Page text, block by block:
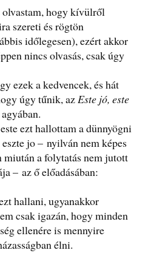
hogy kívülről
szereti és rögtön
időlegesen), ezért akkor
nincs olvasás, csak úgy
ezek a kedvencek, és hát
úgy tűnik, azEste jó, este
ezt hallottam a dünnyögni
jo – nyilván nem képes
miután a folytatás nem jutott
– az ő előadásában:
hallani, ugyanakkor
csak igazán, hogy minden
ellenére is mennyire
élni.